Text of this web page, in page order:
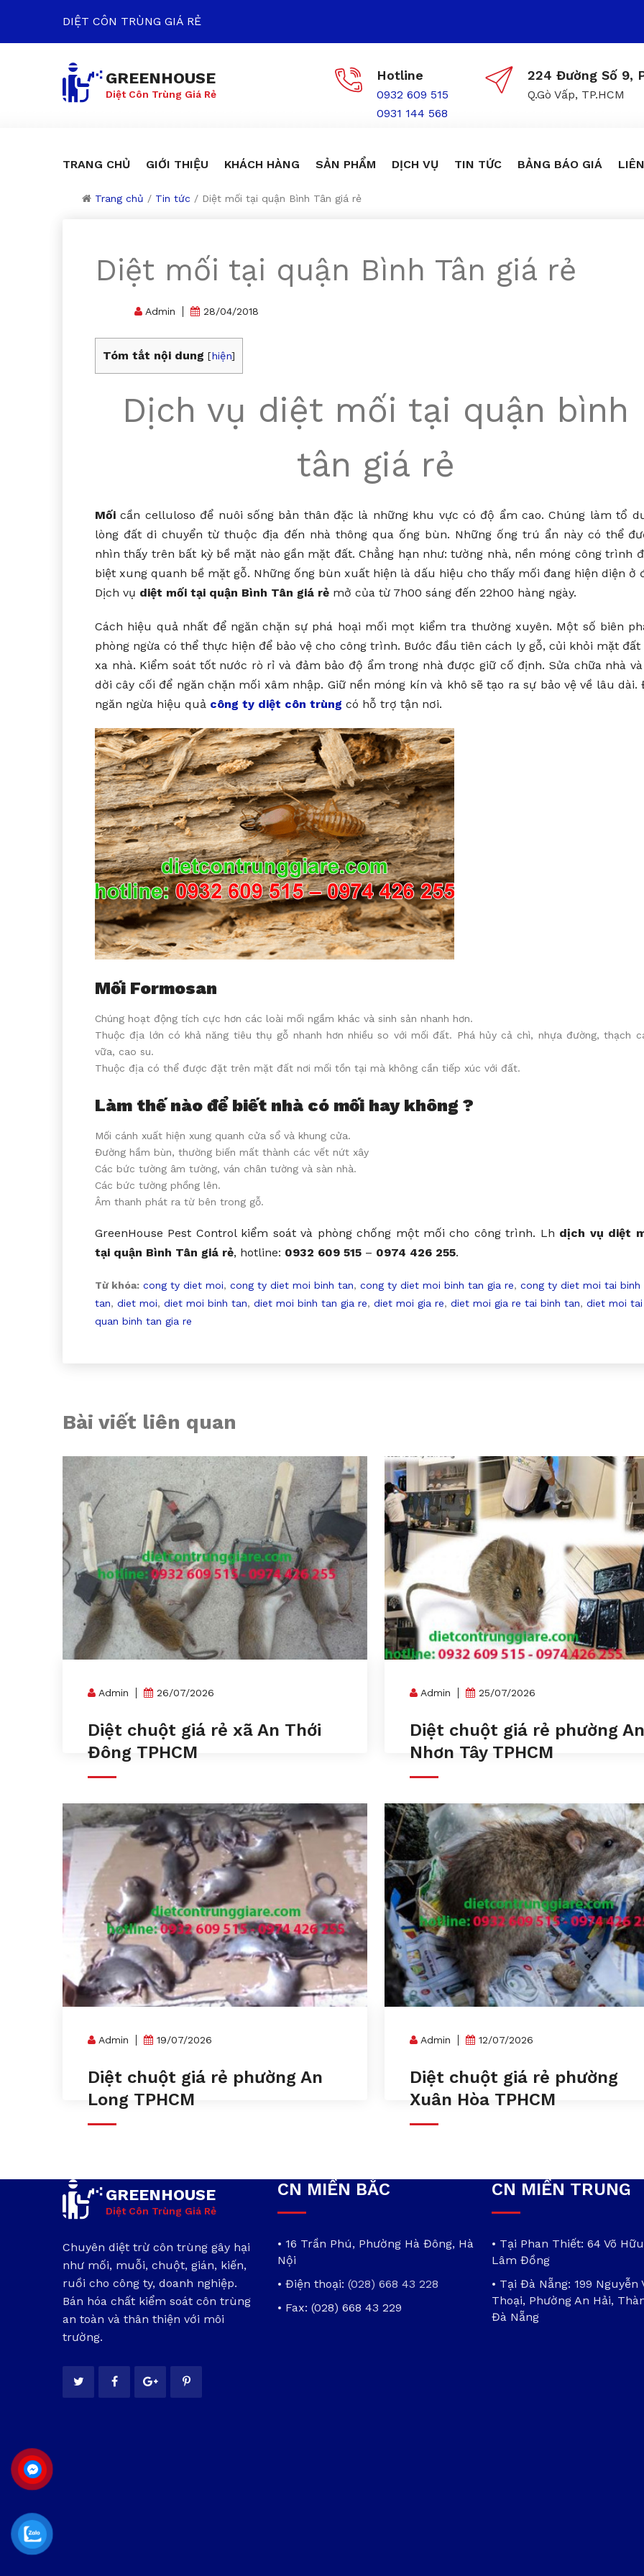
DIỆT CÔN TRÙNG GIÁ RẺ
GREENHOUSE
Diệt Côn Trùng Giá Rẻ
Hotline
0932 609 515
0931 144 568
224 Đường Số 9,
Q.Gò Vấp, TP.HCM
TRANG CHỦ GIỚI THIỆU KHÁCH HÀNG SẢN PHẨM DỊCH VỤ TIN TỨC BẢNG BÁO GIÁ
Trang chủ / Tin tức / Diệt mối tại quận Bình Tân giá rẻ
Diệt mối tại quận Bình Tân giá rẻ
Admin 28/04/2018
Tóm tắt nội dung [hiện]
Dịch vụ diệt mối tại quận bình
tân giá rẻ
Mối cần celluloso để nuôi sống bản thân đặc là những khu vực có độ ẩm cao. Chúng làm tổ
lòng đất di chuyển từ thuộc địa đến nhà thông qua ống bùn. Những ống trú ẩn này có thể
nhìn thấy trên bất kỳ bề mặt nào gần mặt đất. Chẳng hạn như: tường nhà, nền móng công trình
biệt xung quanh bề mặt gỗ. Những ống bùn xuất hiện là dấu hiệu cho thấy mối đang hiện diện ở
Dịch vụ diệt mối tại quận Bình Tân giá rẻ mở của từ 7h00 sáng đến 22h00 hàng ngày.
Cách hiệu quả nhất để ngăn chặn sự phá hoại mối mọt kiểm tra thường xuyên. Một số biên
phòng ngừa có thể thực hiện để bảo vệ cho công trình. Bước đầu tiên cách ly gỗ, củi khỏi mặt đất
xa nhà. Kiểm soát tốt nước rò rỉ và đảm bảo độ ẩm trong nhà được giữ cố định. Sửa chữa nhà
dời cây cối để ngăn chặn mối xâm nhập. Giữ nền móng kín và khô sẽ tạo ra sự bảo vệ về lâu dài.
ngăn ngừa hiệu quả công ty diệt côn trùng có hỗ trợ tận nơi.
Mối Formosan
Chúng hoạt động tích cực hơn các loài mối ngầm khác và sinh sản nhanh hơn.
Thuộc địa lớn có khả năng tiêu thụ gỗ nhanh hơn nhiều so với mối đất. Phá hủy cả chì, nhựa đường, thạch
vữa, cao su.
Thuộc địa có thể được đặt trên mặt đất nơi mối tồn tại mà không cần tiếp xúc với đất.
Làm thế nào để biết nhà có mối hay không ?
Mối cánh xuất hiện xung quanh cửa sổ và khung cửa.
Đường hầm bùn, thường biến mất thành các vết nứt xây
Các bức tường âm tường, ván chân tường và sàn nhà.
Các bức tường phồng lên.
Âm thanh phát ra từ bên trong gỗ.
GreenHouse Pest Control kiểm soát và phòng chống một mối cho công trình. Lh dịch vụ diệt
tại quận Bình Tân giá rẻ, hotline: 0932 609 515 – 0974 426 255.
Từ khóa: cong ty diet moi, cong ty diet moi binh tan, cong ty diet moi binh tan gia re, cong ty diet moi tai binh
tan, diet moi, diet moi binh tan, diet moi binh tan gia re, diet moi gia re, diet moi gia re tai binh tan, diet moi tai
quan binh tan gia re
Bài viết liên quan
Admin 26/07/2026
Diệt chuột giá rẻ xã An Thới
Đông TPHCM
Admin 25/07/2026
Diệt chuột giá rẻ phường An
Nhơn Tây TPHCM
Admin 19/07/2026
Diệt chuột giá rẻ phường An
Long TPHCM
Admin 12/07/2026
Diệt chuột giá rẻ phường
Xuân Hòa TPHCM
GREENHOUSE
Diệt Côn Trùng Giá Rẻ
Chuyên diệt trừ côn trùng gây hại
như mối, muỗi, chuột, gián, kiến,
ruồi cho công ty, doanh nghiệp.
Bán hóa chất kiểm soát côn trùng
an toàn và thân thiện với môi
trường.
CN MIỀN BẮC
• 16 Trần Phú, Phường Hà Đông, Hà
Nội
• Điện thoại: (028) 668 43 228
• Fax: (028) 668 43 229
CN MIỀN TRUNG
• Tại Phan Thiết: 64 Võ
Lâm Đồng
• Tại Đà Nẵng: 199 Nguyễn
Thoại, Phường An Hải,
Đà Nẵng